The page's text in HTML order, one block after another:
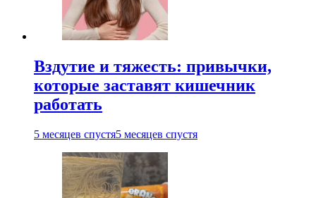
Вздутие и тяжесть: привычки,
которые заставят кишечник
работать
5 месяцев спустя5 месяцев спустя